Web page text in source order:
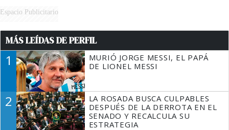
Espacio Publicitario
MÁS LEÍDAS DE PERFIL
1
MURIÓ JORGE MESSI, EL PAPÁ
DE LIONEL MESSI
2
LA ROSADA BUSCA CULPABLES
DESPUÉS DE LA DERROTA EN EL
SENADO Y RECALCULA SU
ESTRATEGIA